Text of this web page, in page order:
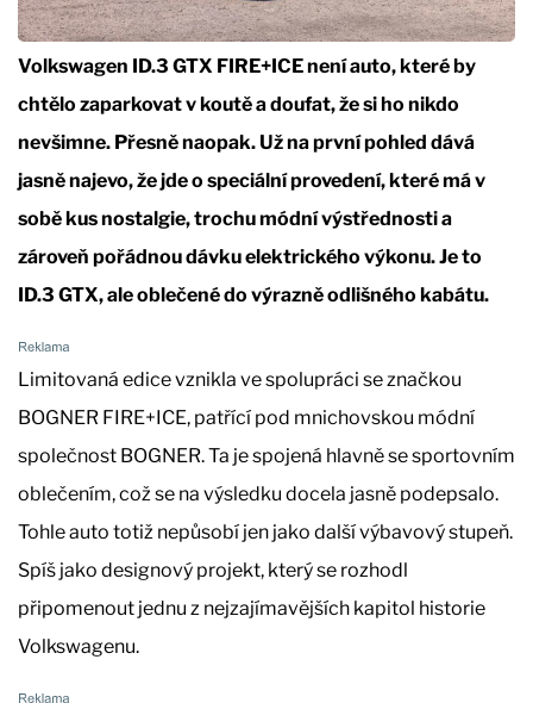
Volkswagen ID.3 GTX FIRE+ICE není auto, které by
chtělo zaparkovat v koutě a doufat, že si ho nikdo
nevšimne. Přesně naopak. Už na první pohled dává
jasně najevo, že jde o speciální provedení, které má v
sobě kus nostalgie, trochu módní výstřednosti a
zároveň pořádnou dávku elektrického výkonu. Je to
ID.3 GTX, ale oblečené do výrazně odlišného kabátu.
Limitovaná edice vznikla ve spolupráci se značkou
BOGNER FIRE+ICE, patřící pod mnichovskou módní
společnost BOGNER. Ta je spojená hlavně se sportovním
oblečením, což se na výsledku docela jasně podepsalo.
Tohle auto totiž nepůsobí jen jako další výbavový stupeň.
Spíš jako designový projekt, který se rozhodl
připomenout jednu z nejzajímavějších kapitol historie
Volkswagenu.